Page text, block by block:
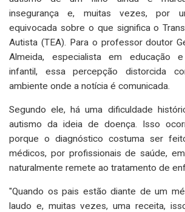
insegurança e, muitas vezes, por
equivocada sobre o que significa o
Autista (TEA). Para o professor doutor
Almeida, especialista em educação e
infantil, essa percepção distorcida
ambiente onde a notícia é comunicada.
Segundo ele, há uma dificuldade
autismo da ideia de doença. Isso
porque o diagnóstico costuma ser
médicos, por profissionais de saúde,
naturalmente remete ao tratamento de
"Quando os pais estão diante de um
laudo e, muitas vezes, uma receita,